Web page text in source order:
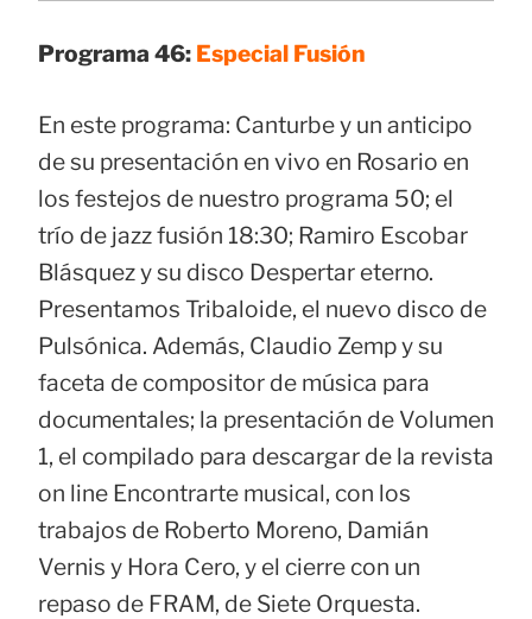
Programa 46: Especial Fusión
En este programa: Canturbe y un anticipo
de su presentación en vivo en Rosario en
los festejos de nuestro programa 50; el
trío de jazz fusión 18:30; Ramiro Escobar
Blásquez y su disco Despertar eterno.
Presentamos Tribaloide, el nuevo disco de
Pulsónica. Además, Claudio Zemp y su
faceta de compositor de música para
documentales; la presentación de Volumen
1, el compilado para descargar de la revista
on line Encontrarte musical, con los
trabajos de Roberto Moreno, Damián
Vernis y Hora Cero, y el cierre con un
repaso de FRAM, de Siete Orquesta.